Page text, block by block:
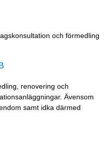
och förmedling
renovering och
Ävensom
samt idka därmed